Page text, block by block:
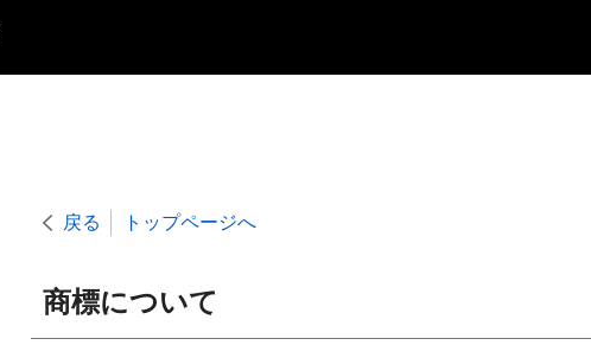
戻る トップページへ
商標について